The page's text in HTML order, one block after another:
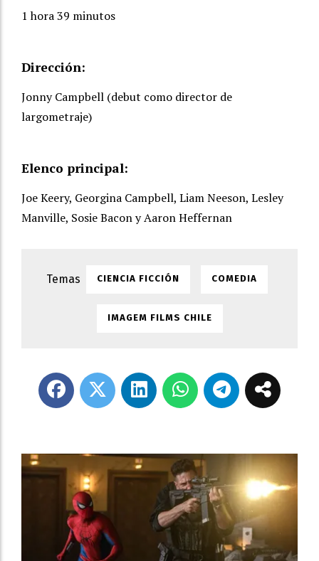
1 hora 39 minutos
Dirección:
Jonny Campbell (debut como director de
largometraje)
Elenco principal:
Joe Keery, Georgina Campbell, Liam Neeson, Lesley
Manville, Sosie Bacon y Aaron Heffernan
CIENCIA FICCIÓN COMEDIA
IMAGEM FILMS CHILE